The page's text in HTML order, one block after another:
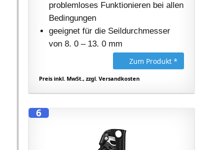
problemloses Funktionieren bei allen
Bedingungen
geeignet für die Seildurchmesser
von 8. 0 – 13. 0 mm
Zum Produkt *
Preis inkl. MwSt., zzgl. Versandkosten
6